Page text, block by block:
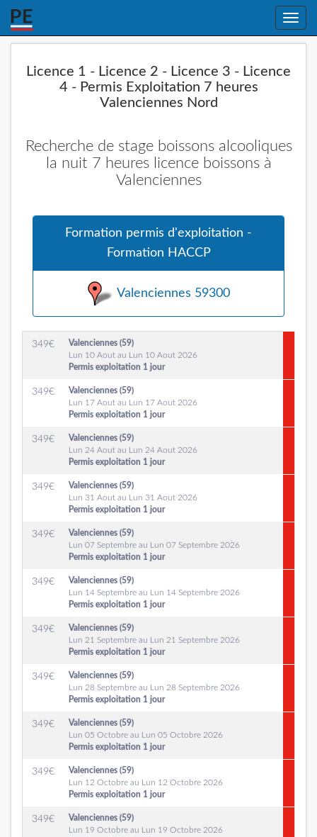
Toggle
Licence 1 - Licence 2 - Licence 3 - Licence
4 - Permis Exploitation 7 heures
Valenciennes Nord
Recherche de stage boissons alcooliques
la nuit 7 heures licence boissons à
Valenciennes
Formation permis d'exploitation -
Formation HACCP
Valenciennes 59300
349€
Valenciennes (59)
Lun 10 Aout au Lun 10 Aout 2026
Permis exploitation 1 jour
349€
Valenciennes (59)
Lun 17 Aout au Lun 17 Aout 2026
Permis exploitation 1 jour
349€
Valenciennes (59)
Lun 24 Aout au Lun 24 Aout 2026
Permis exploitation 1 jour
349€
Valenciennes (59)
Lun 31 Aout au Lun 31 Aout 2026
Permis exploitation 1 jour
349€
Valenciennes (59)
Lun 07 Septembre au Lun 07 Septembre 2026
Permis exploitation 1 jour
349€
Valenciennes (59)
Lun 14 Septembre au Lun 14 Septembre 2026
Permis exploitation 1 jour
349€
Valenciennes (59)
Lun 21 Septembre au Lun 21 Septembre 2026
Permis exploitation 1 jour
349€
Valenciennes (59)
Lun 28 Septembre au Lun 28 Septembre 2026
Permis exploitation 1 jour
349€
Valenciennes (59)
Lun 05 Octobre au Lun 05 Octobre 2026
Permis exploitation 1 jour
349€
Valenciennes (59)
Lun 12 Octobre au Lun 12 Octobre 2026
Permis exploitation 1 jour
349€
Valenciennes (59)
Lun 19 Octobre au Lun 19 Octobre 2026